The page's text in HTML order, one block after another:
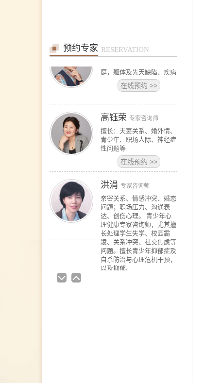
预约专家 RESERVATION
王宾专家咨询师
庭，躯体及先天缺陷、疾病
在线预约 >>
高钰荣 专家咨询师
擅长：夫妻关系、婚外情、
青少年、职场人际、神经症
性问题等
在线预约 >>
洪涓 专家咨询师
亲密关系、情感冲突、婚恋
问题；职场压力、沟通表
达、创伤心理。 青少年心
理健康专家咨询师，尤其擅
长处理学生失学、校园霸
凌、关系冲突、社交焦虑等
问题。擅长青少年抑郁症及
自杀防治与心理危机干预，
以及抑郁、